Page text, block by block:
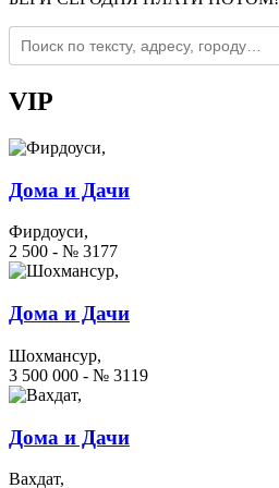
VIP
Дома и Дачи
Фирдоуси,
2 500 - № 3177
Дома и Дачи
Шохмансур,
3 500 000 - № 3119
Дома и Дачи
Вахдат,